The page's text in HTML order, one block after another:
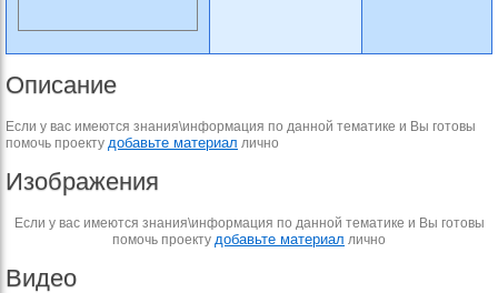
Описание
Если у вас имеются знания\информация по данной тематике и Вы готовы
помочь проекту добавьте материал лично
Изображения
Если у вас имеются знания\информация по данной тематике и Вы готовы
помочь проекту добавьте материал лично
Видео